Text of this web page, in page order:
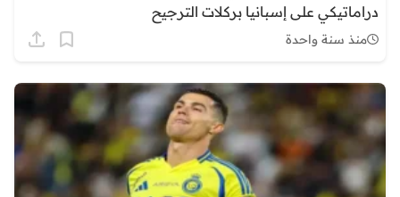
دراماتيكي على إسبانيا بركلات الترجيح
منذ سنة واحدة